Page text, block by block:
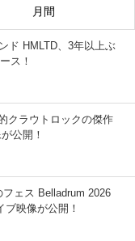
月間
ド HMLTD、3年以上ぶ
ス！
クラウトロックの傑作
公開！
ェス Belladrum 2026
映像が公開！